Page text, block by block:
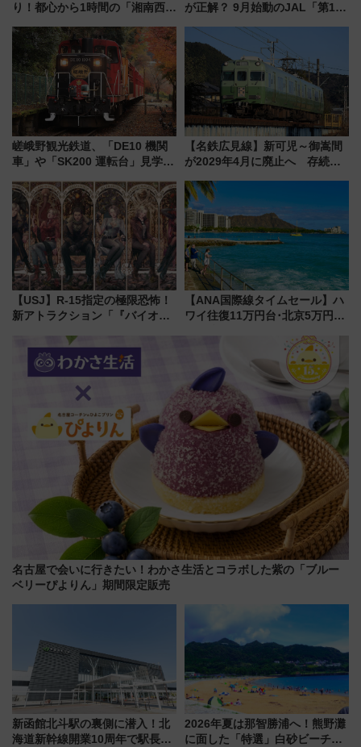
り！都心から1時間の「湘南西エ
島とは異なる魅力を持つ今夏の
注目スポット
が正解？ 9月始動のJAL「第1タ
歩1キロ超え！ 知っておきたい
変更点まとめ
嵯峨野観光鉄道、「DE10 機関
車」や「SK200 運転台」見学ツ
トの一環で激レア体験できちゃ
うかも 参加方法やスケジュール
をご紹介
【名鉄広見線】新可児～御嵩間
が2029年4月に廃止へ 存続協
【USJ】R-15指定の極限恐怖！
新アトラクション「『バイオハ
ブ」今秋登場 ―予測不能の恐
怖に泣き叫べ―
【ANA国際線タイムセール】ハ
ワイ往復11万円台･北京5万円台
来春のGW旅行まで狙える激ア
ツ路線まとめ（8/10まで）
名古屋で会いに行きたい！わかさ生活とコラボした紫の「ブルー
ベリーぴよりん」期間限定販売
新函館北斗駅の裏側に潜入！北
海道新幹線開業10周年で駅長
2026年夏は那智勝浦へ！熊野灘
に面した「特選」白砂ビーチは